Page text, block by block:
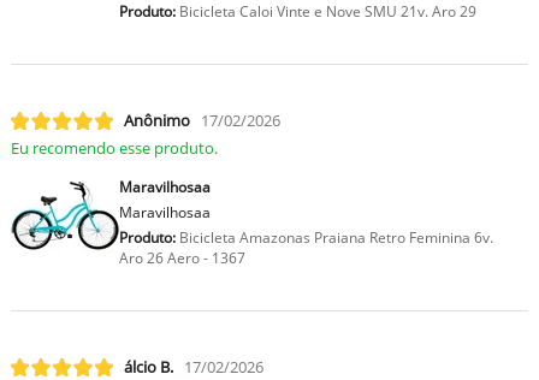
Produto:Bicicleta Caloi Vinte e Nove SMU 21v. Aro 29
Anônimo 17/02/2026
Eu recomendo esse produto.
Maravilhosaa
Maravilhosaa
Produto:Bicicleta Amazonas Praiana Retro Feminina 6v.
Aro 26 Aero - 1367
lcio B. 17/02/2026